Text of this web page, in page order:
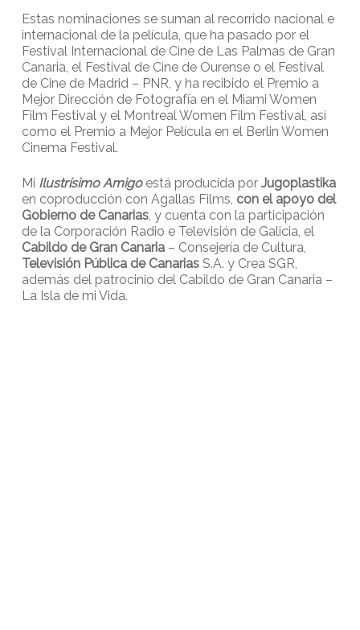
Estas nominaciones se suman al recorrido nacional e
internacional de la película, que ha pasado por el
Festival Internacional de Cine de Las Palmas de Gran
Canaria, el Festival de Cine de Ourense o el Festival
de Cine de Madrid – PNR, y ha recibido el Premio a
Mejor Dirección de Fotografía en el Miami Women
Film Festival y el Montreal Women Film Festival, así
como el Premio a Mejor Película en el Berlin Women
Cinema Festival.
Mi Ilustrísimo Amigoestá producida por Jugoplastika
en coproducción con Agallas Films, con el apoyo del
Gobierno de Canarias, y cuenta con la participación
de la Corporación Radio e Televisión de Galicia, el
Cabildo de Gran Canaria– Consejería de Cultura,
Televisión Pública de CanariasS.A. y Crea SGR,
además del patrocinio del Cabildo de Gran Canaria –
La Isla de mi Vida.